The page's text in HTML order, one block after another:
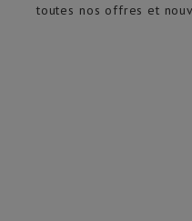
toutes nos offres et